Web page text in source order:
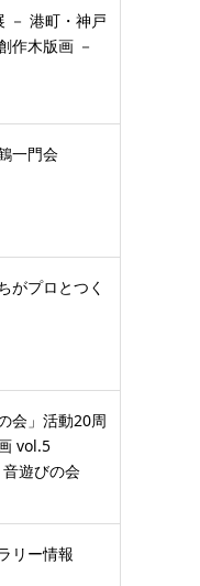
－ 港町・神戸
作木版画 －
一門会
がプロとつく
会」活動20周
vol.5
音遊びの会
リー情報